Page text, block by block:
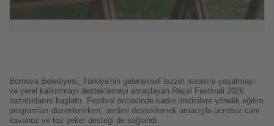
Bornova Belediyesi, Türkiye'nin geleneksel lezzet mirasını yaşatmayı
ve yerel kalkınmayı desteklemeyi amaçlayan Reçel Festivali 2026
hazırlıklarını başlattı. Festival öncesinde kadın üreticilere yönelik eğitim
programları düzenlenirken, üretimi desteklemek amacıyla ücretsiz cam
kavanoz ve toz şeker desteği de sağlandı.